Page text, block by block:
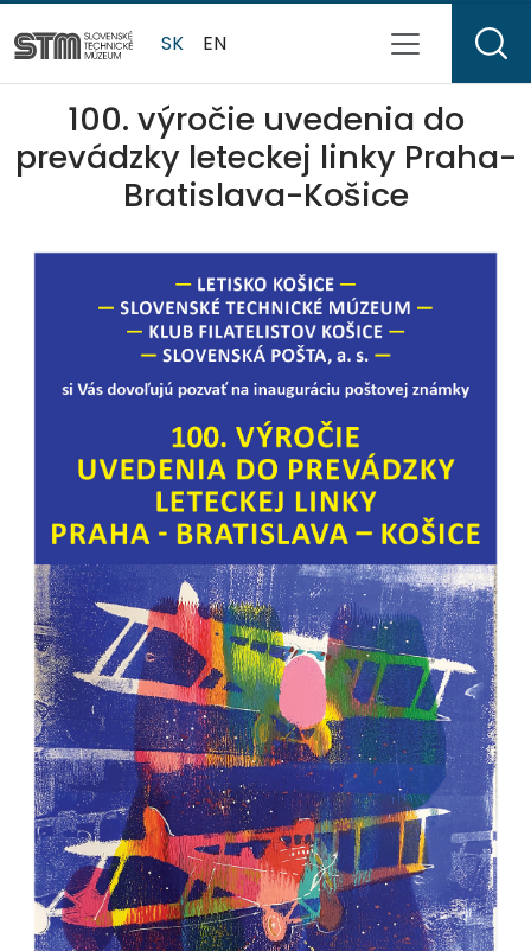
SK EN
100. výročie uvedenia do
prevádzky leteckej linky Praha-
Bratislava-Košice